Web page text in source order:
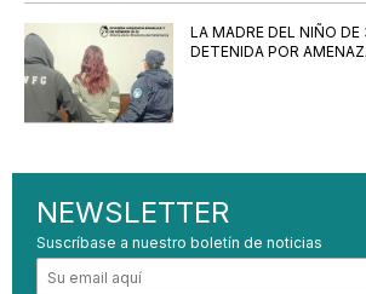
LA MADRE DEL NIÑO DE
DETENIDA POR
NEWSLETTER
Suscríbase a nuestro boletín de noticias